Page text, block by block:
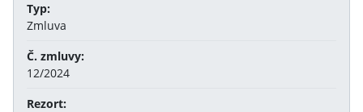
Typ:
Zmluva
Č. zmluvy:
12/2024
Rezort: